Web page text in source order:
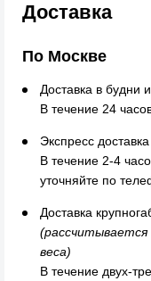
Доставка
По Москве
Доставка в будни
В течение 24
Экспресс доставка
В течение 2-4
уточняйте по
Доставка
(рассчитывается
веса)
В течение двух-